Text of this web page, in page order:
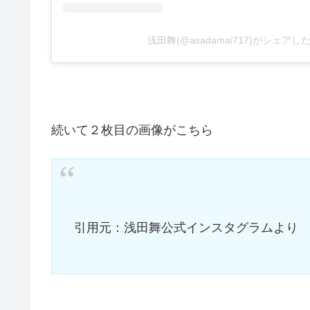
浅田舞(@asadamai717)がシェアし
続いて２枚目の画像がこちら
引用元：浅田舞公式インスタグラムより